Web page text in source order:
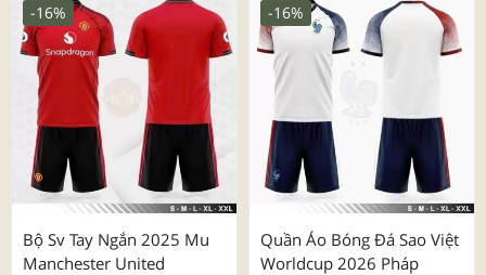
Bộ Sv Tay Ngắn 2025 Mu
Manchester United
-16%
Quần Áo Bóng Đá Sao Việt
Worldcup 2026 Pháp
-16%